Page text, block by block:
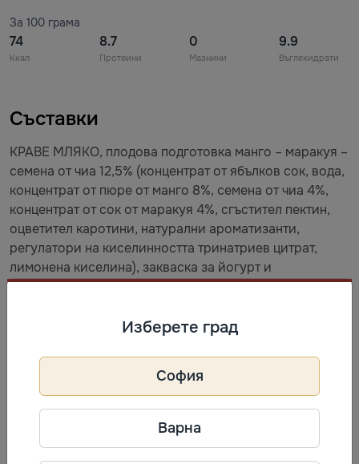
За 100 грама
74
Ккал
8.7
Протеини
0
Мазнини
9.9
Въглехидрати
Съставки
КРАВЕ МЛЯКО, плодова подготовка манго – маракуя –
семена от чиа 12,5% (концентрат от ябълков сок, вода,
концентрат от пюре от манго 8%, семена от чиа 4%,
концентрат от сок от маракуя 4%, сгъстител пектин,
оцветител каротини, натурални ароматизанти,
регулатори на киселинността тринатриев цитрат,
лимонена киселина), закваска за йогурт и
бифидобактерии BB-12.
Съхранение
Най-добър до: виж на опаковката. Съхранявайте при
температура от +2 °C до +6 °C. След отваряне не
Информация за производител
Изберете град
София
Варна